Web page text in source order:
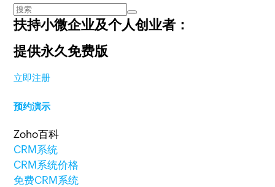
扶持小微企业及个人创业者：
提供永久免费版
立即注册
预约演示
Zoho百科
CRM系统
CRM系统价格
免费CRM系统